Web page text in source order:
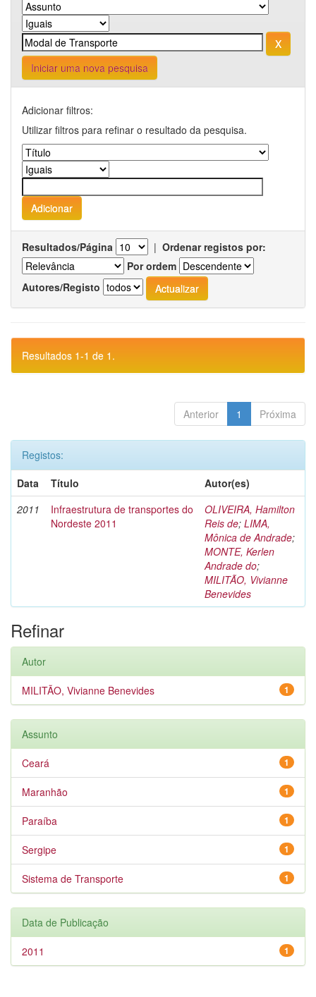
Iniciar uma nova pesquisa
Adicionar filtros:
Utilizar filtros para refinar o resultado da pesquisa.
Resultados/Página | Ordenar registos por:
Por ordem
Autores/Registo
Resultados 1-1 de 1.
Anterior 1 Próxima
Registos:
Data
Título
Autor(es)
2011
Infraestrutura de transportes do
Nordeste 2011
OLIVEIRA, Hamilton
Reis de; LIMA,
Mônica de Andrade;
MONTE, Kerlen
Andrade do;
MILITÃO, Vivianne
Benevides
Refinar
Autor
1
MILITÃO, Vivianne Benevides
Assunto
1
Ceará
1
Maranhão
1
Paraíba
1
Sergipe
1
Sistema de Transporte
Data de Publicação
1
2011